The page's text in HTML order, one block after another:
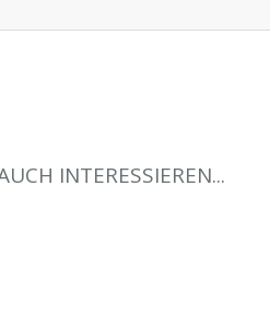
INTERESSIEREN...